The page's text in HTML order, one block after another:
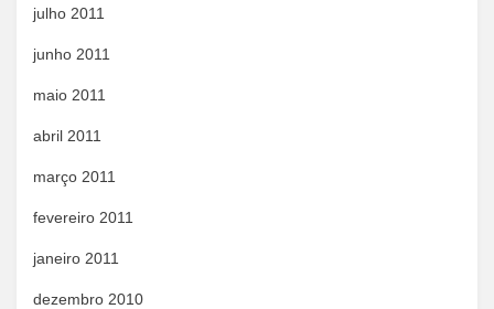
julho 2011
junho 2011
maio 2011
abril 2011
março 2011
fevereiro 2011
janeiro 2011
dezembro 2010